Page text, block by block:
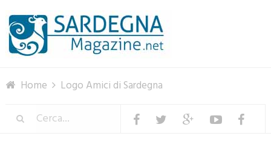
Home Logo Amici di Sardegna